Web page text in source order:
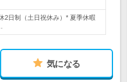
2日制（土日祝休み）* 夏季休暇
気になる